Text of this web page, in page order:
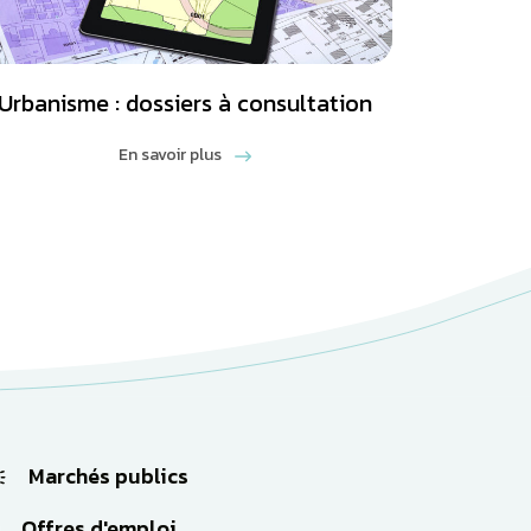
Urbanisme : dossiers à consultation
En savoir plus
Marchés publics